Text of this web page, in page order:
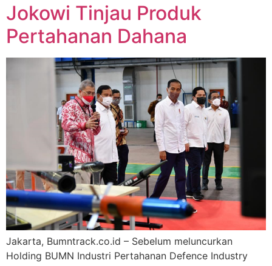
Jokowi Tinjau Produk
Pertahanan Dahana
Jakarta, Bumntrack.co.id – Sebelum meluncurkan
Holding BUMN Industri Pertahanan Defence Industry